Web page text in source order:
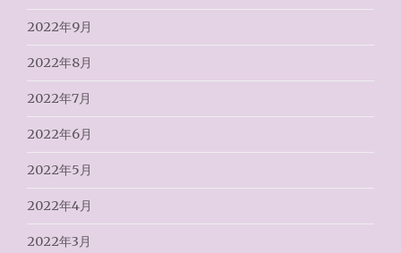
2022年9月
2022年8月
2022年7月
2022年6月
2022年5月
2022年4月
2022年3月